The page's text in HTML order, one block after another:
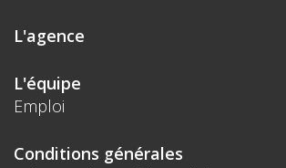
L'agence
L'équipe
Emploi
Conditions générales